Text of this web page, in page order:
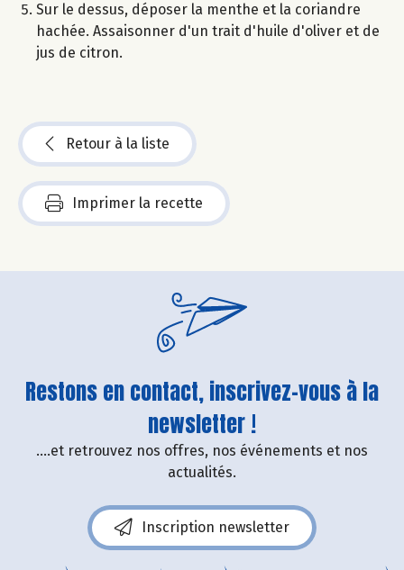
Sur le dessus, déposer la menthe et la coriandre
hachée. Assaisonner d'un trait d'huile d'oliver et de
jus de citron.
Retour à la liste
Imprimer la recette
Restons en contact, inscrivez-vous à la
newsletter !
....et retrouvez nos offres, nos événements et nos
actualités.
Inscription newsletter